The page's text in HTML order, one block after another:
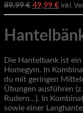
89,99€
Preis
89,99 €
49,99 €
Preis
49,99
inkl.
Die Hantelbank ist
Homegym. In
du mit geringen
Übungen ausführen
Rudern…). In
sowie einer